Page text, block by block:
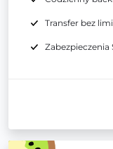
Transfer bez
Zabezpieczenia